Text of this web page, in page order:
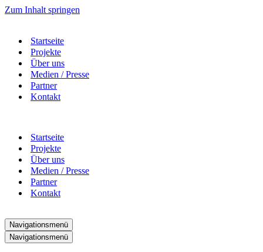
Zum Inhalt springen
Startseite
Projekte
Über uns
Medien / Presse
Partner
Kontakt
Startseite
Projekte
Über uns
Medien / Presse
Partner
Kontakt
Navigationsmenü
Navigationsmenü